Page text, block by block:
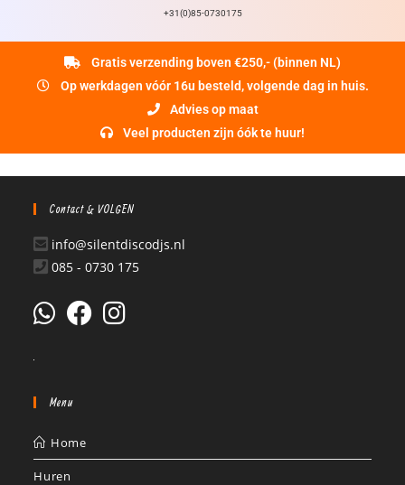
+31(0)85-0730175
Gratis verzending boven €250,- (binnen NL)
Op werkdagen vóór 16u besteld, volgende dag in huis.
Advies op maat
Veel producten zijn óók te huur!
Contact & VOLGEN
info@silentdiscodjs.nl
085 - 0730 175
Menu
Home
Huren